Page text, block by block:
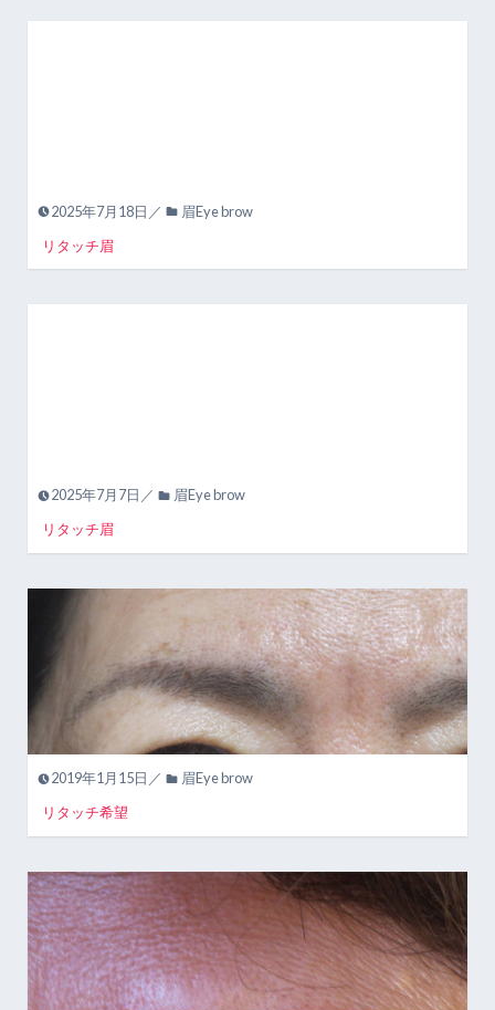
2025年7月18日／
眉Eye brow
リタッチ眉
2025年7月7日／
眉Eye brow
リタッチ眉
2019年1月15日／
眉Eye brow
リタッチ希望